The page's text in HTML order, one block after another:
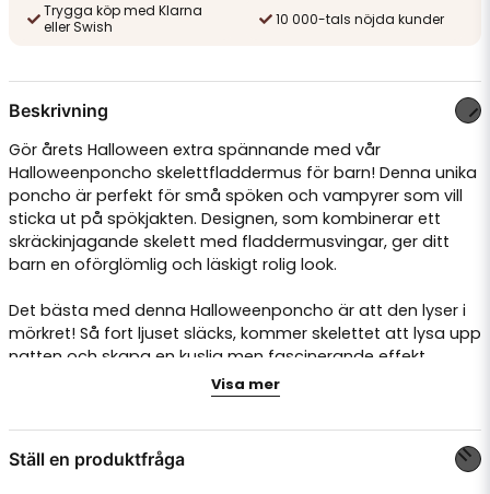
Trygga köp med Klarna
eller Swish
10 000-tals nöjda kunder
Beskrivning
Gör årets Halloween extra spännande med vår
Halloweenponcho skelettfladdermus för barn! Denna unika
poncho är perfekt för små spöken och vampyrer som vill
sticka ut på spökjakten. Designen, som kombinerar ett
skräckinjagande skelett med fladdermusvingar, ger ditt
barn en oförglömlig och läskigt rolig look.
Det bästa med denna Halloweenponcho är att den lyser i
mörkret! Så fort ljuset släcks, kommer skelettet att lysa upp
natten och skapa en kuslig men fascinerande effekt.
Denna "glow in the dark"-funktion är inte bara rolig utan
också säker, då ditt barn syns bättre i mörkret under
kvällens bus eller godis-runda.
Med sin one size-passform passar den de flesta barn
Visa mer
Ställ en produktfråga